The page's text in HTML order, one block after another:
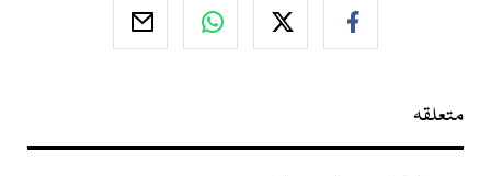
متعلقہ